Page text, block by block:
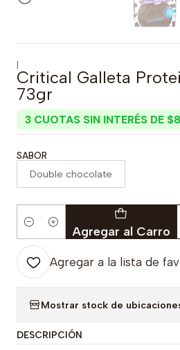
|
Critical Galleta
73gr
3 CUOTAS SIN INTERÉS DE
SABOR
Double chocolate
Cantidad Agregar al Carro
Agregar a la lista de
Mostrar stock de
DESCRIPCIÓN